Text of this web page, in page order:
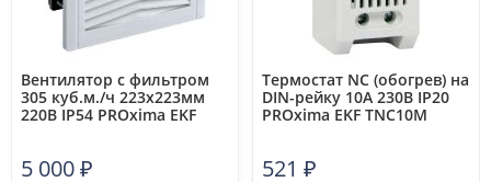
Вентилятор с фильтром
305 куб.м./ч 223x223мм
220В IP54 PROxima EKF
5 000₽
Термостат NC (обогрев) на
DIN-рейку 10А 230В IP20
PROxima EKF TNC10M
521 ₽